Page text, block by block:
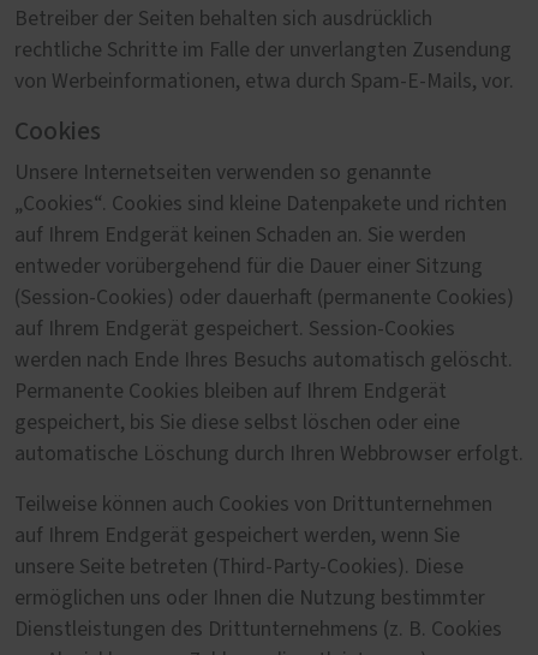
Betreiber der Seiten behalten sich ausdrücklich
rechtliche Schritte im Falle der unverlangten Zusendung
von Werbeinformationen, etwa durch Spam-E-Mails, vor.
Cookies
Unsere Internetseiten verwenden so genannte
„Cookies“. Cookies sind kleine Datenpakete und richten
auf Ihrem Endgerät keinen Schaden an. Sie werden
entweder vorübergehend für die Dauer einer Sitzung
(Session-Cookies) oder dauerhaft (permanente Cookies)
auf Ihrem Endgerät gespeichert. Session-Cookies
werden nach Ende Ihres Besuchs automatisch gelöscht.
Permanente Cookies bleiben auf Ihrem Endgerät
gespeichert, bis Sie diese selbst löschen oder eine
automatische Löschung durch Ihren Webbrowser erfolgt.
Teilweise können auch Cookies von Drittunternehmen
auf Ihrem Endgerät gespeichert werden, wenn Sie
unsere Seite betreten (Third-Party-Cookies). Diese
ermöglichen uns oder Ihnen die Nutzung bestimmter
Dienstleistungen des Drittunternehmens (z. B. Cookies